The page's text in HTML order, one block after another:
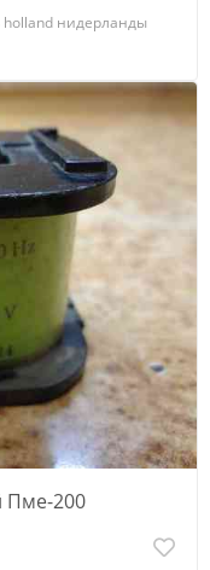
holland нидерланды
Пме-200